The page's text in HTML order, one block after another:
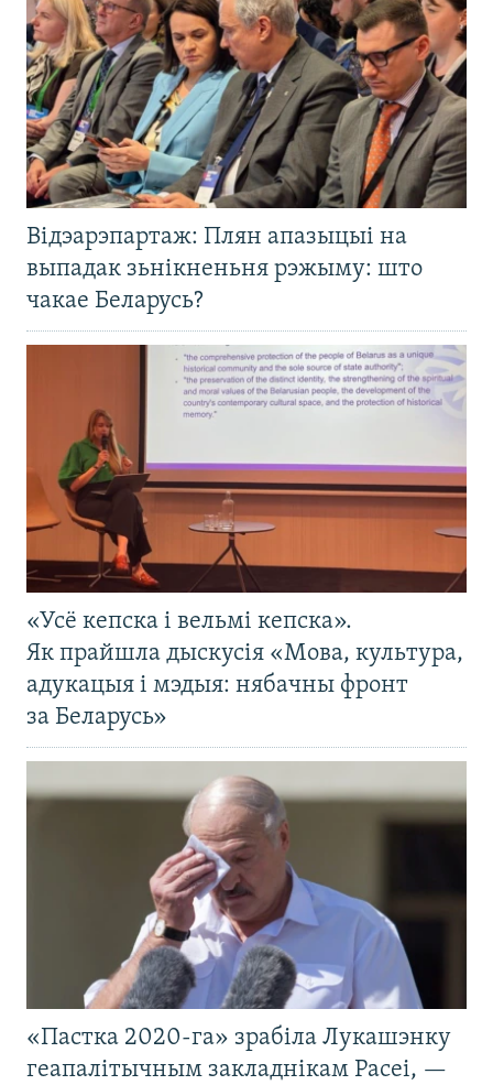
Відэарэпартаж: Плян апазыцыі на
выпадак зьнікненьня рэжыму: што
чакае Беларусь?
«Усё кепска і вельмі кепска».
Як прайшла дыскусія «Мова, культура,
адукацыя і мэдыя: нябачны фронт
за Беларусь»
«Пастка 2020-га» зрабіла Лукашэнку
геапалітычным закладнікам Расеі, —